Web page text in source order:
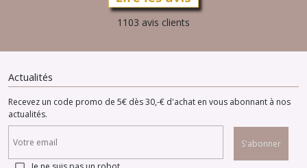
1103 avis clients
Actualités
Recevez un code promo de 5€ dès 30,-€ d'achat en vous abonnant à nos
actualités.
S'abonner